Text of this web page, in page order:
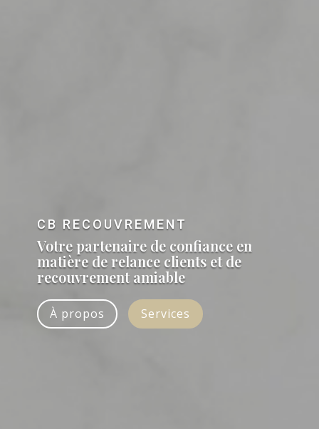
CB RECOUVREMENT
Votre partenaire de confiance en
matière de relance clients et de
recouvrement amiable
À propos Services